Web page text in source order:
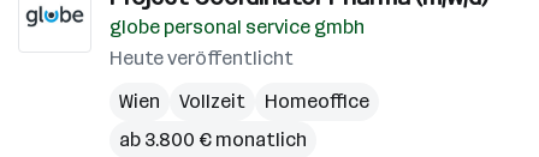
globe personal service gmbh
Heute veröffentlicht
Wien
Vollzeit
Homeoffice
ab 3.800 € monatlich